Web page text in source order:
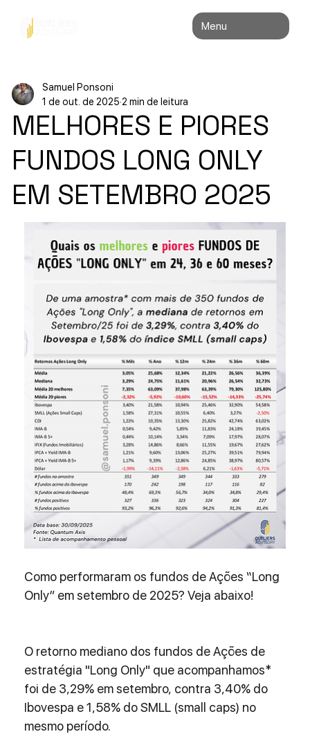
Menu
MELHORES E PIORES
FUNDOS LONG ONLY
EM SETEMBRO 2025
Samuel Ponsoni
1 de out. de 2025 2 min de leitura
Como performaram os fundos de Ações “Long
Only” em setembro de 2025? Veja abaixo!
O retorno mediano dos fundos de Ações de
estratégia "Long Only" que acompanhamos*
foi de 3,29% em setembro, contra 3,40% do
Ibovespa e 1,58% do SMLL (small caps) no
mesmo período.